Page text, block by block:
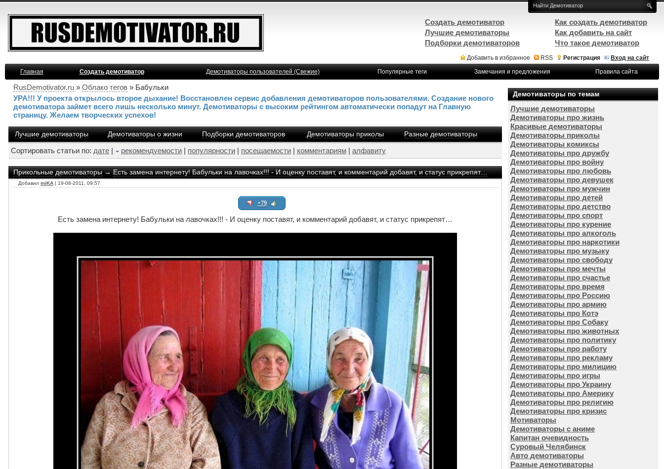
Добавить в избранное RSS Регистрация
Вход на сайт
Главная
Создать демотиватор Демотиваторы пользователей (Свежие) Популярные теги Замечания и предложения Правила сайта
RusDemotivator.ru » Облако тегов » Бабульки
УРА!!! У проекта открылось второе дыхание! Восстановлен сервис добавления демотиваторов пользователями. Создание нового
демотиватора займет всего лишь несколько минут. Демотиваторы с высоким рейтингом автоматически попадут на Главную
страницу. Желаем творческих успехов!
Лучшие демотиваторы Демотиваторы о жизни Подборки демотиваторов Демотиваторы приколы Разные демотиваторы
Сортировать статьи по: дате | рекомендуемости | популярности | посещаемости | комментариям | алфавиту
Прикольные демотиваторы→Есть замена интернету! Бабульки на лавочках!!! - И оценку поставят, и комментарий добавят, и статус прикрепят…
Добавил miKA | 19-08-2011, 09:57
+79
Есть замена интернету! Бабульки на лавочках!!! - И оценку поставят, и комментарий добавят, и статус прикрепят…
Демотиваторы по темам
Лучшие демотиваторы
Демотиваторы про жизнь
Красивые демотиваторы
Демотиваторы приколы
Демотиваторы комиксы
Демотиваторы про дружбу
Демотиваторы про войну
Демотиваторы про любовь
Демотиваторы про девушек
Демотиваторы про мужчин
Демотиваторы про детей
Демотиваторы про детство
Демотиваторы про спорт
Демотиваторы про курение
Демотиваторы про алкоголь
Демотиваторы про наркотики
Демотиваторы про музыку
Демотиваторы про свободу
Демотиваторы про мечты
Демотиваторы про счастье
Демотиваторы про время
Демотиваторы про Россию
Демотиваторы про армию
Демотиваторы про Котэ
Демотиваторы про Собаку
Демотиваторы про животных
Демотиваторы про политику
Демотиваторы про работу
Демотиваторы про рекламу
Демотиваторы про милицию
Демотиваторы про игры
Демотиваторы про Украину
Демотиваторы про Америку
Демотиваторы про религию
Демотиваторы про кризис
Мотиваторы
Демотиваторы с аниме
Капитан очевидность
Суровый Челябинск
Авто демотиваторы
Разные демотиваторы
Создать демотиватор
Лучшие демотиваторы
Подборки демотиваторов
Как создать демотиватор
Как добавить на сайт
Что такое демотиватор